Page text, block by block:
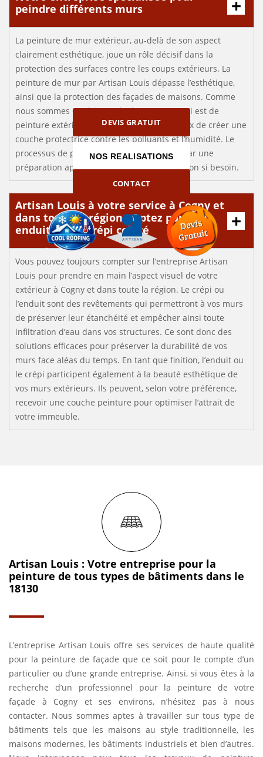
DEVIS GRATUIT
NOS REALISATIONS
CONTACT
peindre différents murs
La peinture de mur extérieur, au-delà de son aspect
clairement esthétique, joue un rôle décisif dans la
protection des surfaces contre les coups extérieurs. La
peinture de mur par Artisan Louis dépasse l’esthétique,
ainsi que la protection des façades de maisons. Comme
nous sommes expérimentés dans tout ce qui est de
peinture extérieure, nous misons sur le choix de créer une
couche protectrice contre les polluants et l’humidité. Le
processus de peinture de mur commence par une
préparation approfondie avant une réparation si besoin.
Artisan Louis à votre service à Cogny et
dans toute la région : Optez pour un
enduit ou un crépi coloré
Vous pouvez toujours compter sur l’entreprise Artisan
Louis pour prendre en main l’aspect visuel de votre
extérieur à Cogny et dans toute la région. Le crépi ou
l’enduit sont des revêtements qui permettront à vos murs
de préserver leur étanchéité et empêcher ainsi toute
infiltration d’eau dans vos structures. Ce sont donc des
solutions efficaces pour préserver la durabilité de vos
murs face aléas du temps. En tant que finition, l’enduit ou
le crépi participent également à la beauté esthétique de
vos murs extérieurs. Ils peuvent, selon votre préférence,
recevoir une couche peinture pour optimiser l’attrait de
votre immeuble.
Artisan Louis : Votre entreprise pour la
peinture de tous types de bâtiments dans le
18130
L’entreprise Artisan Louis offre ses services de haute qualité
pour la peinture de façade que ce soit pour le compte d’un
particulier ou d’une grande entreprise. Ainsi, si vous êtes à la
recherche d’un professionnel pour la peinture de votre
façade à Cogny et ses environs, n’hésitez pas à nous
contacter. Nous sommes aptes à travailler sur tous type de
bâtiments tels que les maisons au style traditionnelle, les
maisons modernes, les bâtiments industriels et bien d’autres.